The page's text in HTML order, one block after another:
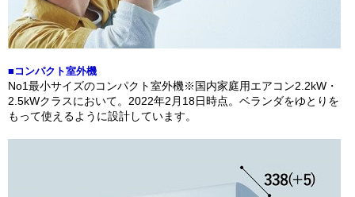
■コンパクト室外機
No1最小サイズのコンパクト室外機※国内家庭用エアコン2.2kW・
2.5kWクラスにおいて。2022年2月18日時点。ベランダをゆとりを
もって使えるように設計しています。